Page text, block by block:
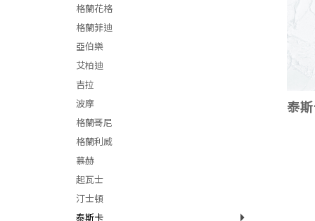
格蘭花格
格蘭菲迪
亞伯樂
艾柏迪
吉拉
波摩
格蘭哥尼
格蘭利威
慕赫
起瓦士
汀士頓
泰斯卡
泰